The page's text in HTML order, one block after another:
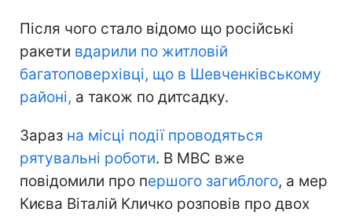
Після чого стало відомо що російські
ракети вдарили по житловій
багатоповерхівці, що в Шевченківському
районі, а також по дитсадку.
Зараз на місці події проводяться
рятувальні роботи. В МВС вже
повідомили про першого загиблого, а мер
Києва Віталій Кличко розповів про двох